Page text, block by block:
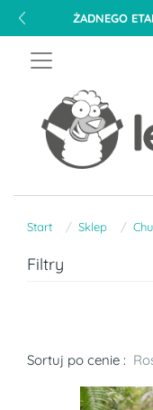
ŻADNEGO
Start Sklep
Filtry
Sortuj po cenie :